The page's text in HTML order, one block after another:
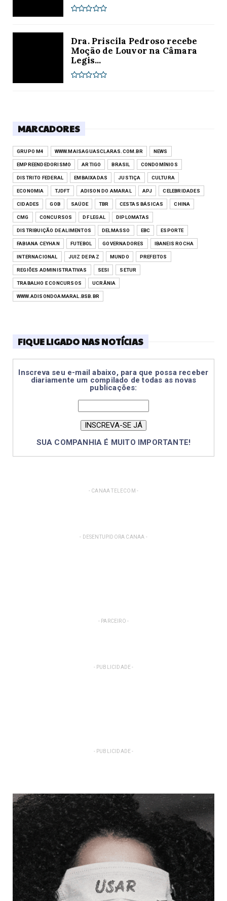
Dra. Priscila Pedroso recebe
Moção de Louvor na Câmara
Legis...
MARCADORES
GRUPO M4 WWW.MAISAGUASCLARAS.COM.BR NEWS
EMPREENDEDORISMO ARTIGO BRASIL CONDOMÍNIOS
DISTRITO FEDERAL EMBAIXADAS JUSTIÇA CULTURA
ECONOMIA TJDFT ADISON DO AMARAL APJ CELEBRIDADES
CIDADES GOB SAÚDE TBR CESTAS BÁSICAS CHINA
CMG CONCURSOS DF LEGAL DIPLOMATAS
DISTRIBUIÇÃO DE ALIMENTOS DELMASSO EBC ESPORTE
FABIANA CEYHAN FUTEBOL GOVERNADORES IBANEIS ROCHA
INTERNACIONAL JUIZ DE PAZ MUNDO PREFEITOS
REGIÕES ADMINISTRATIVAS SESI SETUR
TRABALHO E CONCURSOS UCRÂNIA
WWW.ADISONDOAMARAL.BSB.BR
FIQUE LIGADO NAS NOTÍCIAS
Inscreva seu e-mail abaixo, para que possa receber
diariamente um compilado de todas as novas
publicações:
SUA COMPANHIA É MUITO IMPORTANTE!
- CANAA TELECOM -
- DESENTUPIDORA CANAA -
- PARCEIRO -
- PUBLICIDADE -
- PUBLICIDADE -